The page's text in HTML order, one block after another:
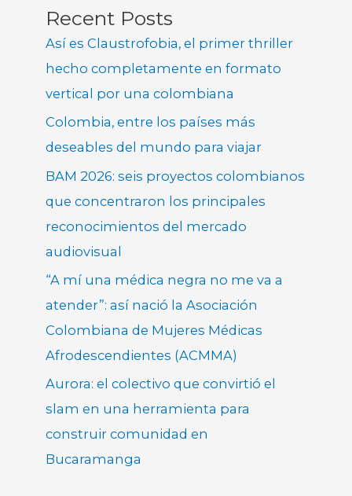
Recent Posts
Así es Claustrofobia, el primer thriller
hecho completamente en formato
vertical por una colombiana
Colombia, entre los países más
deseables del mundo para viajar
BAM 2026: seis proyectos colombianos
que concentraron los principales
reconocimientos del mercado
audiovisual
“A mí una médica negra no me va a
atender”: así nació la Asociación
Colombiana de Mujeres Médicas
Afrodescendientes (ACMMA)
Aurora: el colectivo que convirtió el
slam en una herramienta para
construir comunidad en
Bucaramanga